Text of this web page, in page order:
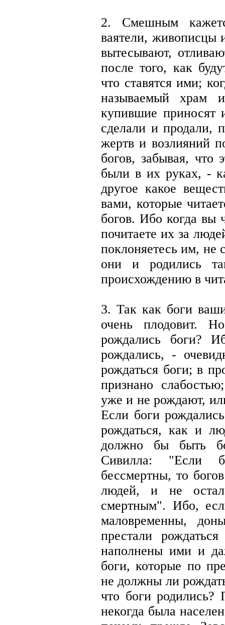
2. Смешным
ваятели, живописцы
вытесывают,
после того, как
что ставятся ими;
называемый храм
купившие
сделали и продали,
жертв и возлияний
богов, забывая,
были в их руках, -
другое какое
вами, которые
богов. Ибо когда вы
почитаете их за
поклоняетесь им, не
они и родились
происхождению в
3. Так как боги
очень плодовит.
рождались боги?
рождались, -
рождаться боги; в
признано
уже и не рождают,
Если боги
рождаться, как и
должно бы быть
Сивилла: "Если
бессмертны, то
людей, и не
смертным". Ибо,
маловременны,
престали
наполнены ими и
боги, которые по
не должны ли
что боги родились?
некогда была